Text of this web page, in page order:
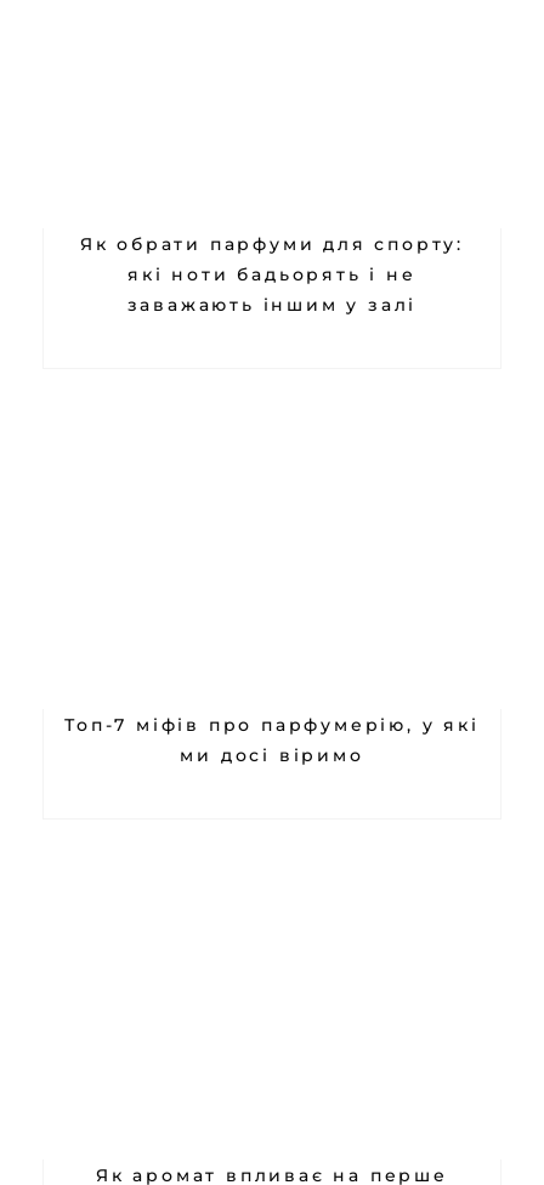
Як обрати парфуми для спорту:
які ноти бадьорять і не
заважають іншим у залі
Топ-7 міфів про парфумерію, у які
ми досі віримо
Як аромат впливає на перше